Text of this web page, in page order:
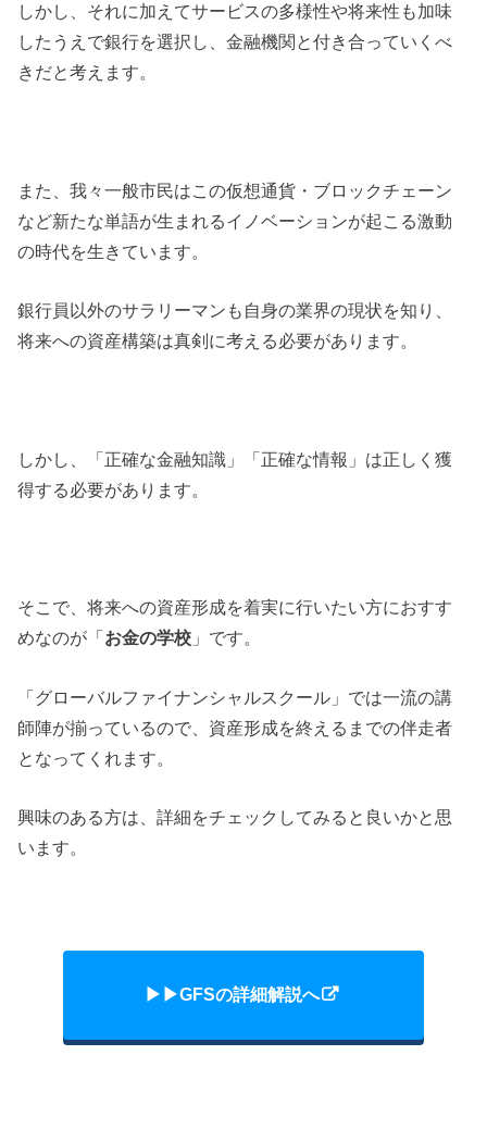
しかし、それに加えてサービスの多様性や将来性も加味
したうえで銀行を選択し、金融機関と付き合っていくべ
きだと考えます。
また、我々一般市民はこの仮想通貨・ブロックチェーン
など新たな単語が生まれるイノベーションが起こる激動
の時代を生きています。
銀行員以外のサラリーマンも自身の業界の現状を知り、
将来への資産構築は真剣に考える必要があります。
しかし、「正確な金融知識」「正確な情報」は正しく獲
得する必要があります。
そこで、将来への資産形成を着実に行いたい方におすす
めなのが「 お金の学校 」です。
「グローバルファイナンシャルスクール」では一流の講
師陣が揃っているので、資産形成を終えるまでの伴走者
となってくれます。
興味のある方は、詳細をチェックしてみると良いかと思
います。
▶︎▶︎GFSの詳細解説へ